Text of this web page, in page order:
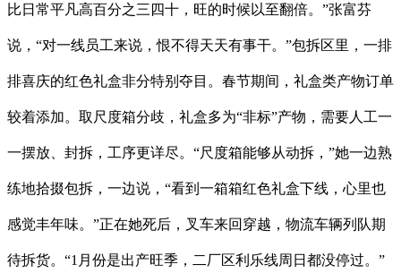
比日常平凡高百分之三四十，旺的时候以至翻倍。”张富芬
说，“对一线员工来说，恨不得天天有事干。”包拆区里，一排
排喜庆的红色礼盒非分特别夺目。春节期间，礼盒类产物订单
较着添加。取尺度箱分歧，礼盒多为“非标”产物，需要人工一
一摆放、封拆，工序更详尽。“尺度箱能够从动拆，”她一边熟
练地拾掇包拆，一边说，“看到一箱箱红色礼盒下线，心里也
感觉丰年味。”正在她死后，叉车来回穿越，物流车辆列队期
待拆货。“1月份是出产旺季，二厂区利乐线周日都没停过。”